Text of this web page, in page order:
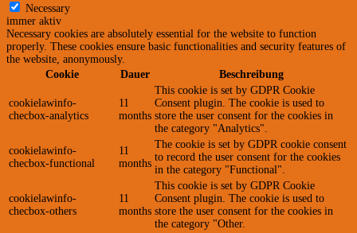
Necessary
immer aktiv
Necessary cookies are absolutely essential for the website to function
properly. These cookies ensure basic functionalities and security features of
the website, anonymously.
Cookie
Dauer Beschreibung
cookielawinfo-
checbox-analytics
11
months
This cookie is set by GDPR Cookie
Consent plugin. The cookie is used to
store the user consent for the cookies in
the category "Analytics".
cookielawinfo-
checbox-functional
11
months
The cookie is set by GDPR cookie consent
to record the user consent for the cookies
in the category "Functional".
cookielawinfo-
checbox-others
11
months
This cookie is set by GDPR Cookie
Consent plugin. The cookie is used to
store the user consent for the cookies in
the category "Other.